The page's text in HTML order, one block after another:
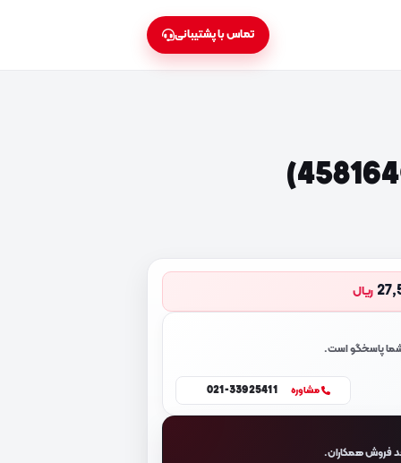
تماس با پشتیبانی
ریال
شما پاسخگو است.
مشاوره 021-33925411
فروش همکاران.